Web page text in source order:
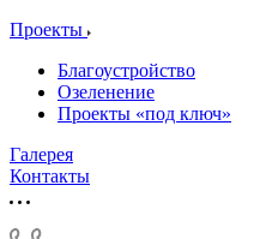
Проекты
Благоустройство
Озеленение
Проекты «под ключ»
Галерея
Контакты